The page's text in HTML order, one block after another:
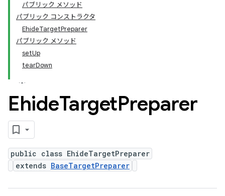
パブリック メソッド
パブリック コンストラクタ
EhideTargetPreparer
パブリック メソッド
setUp
tearDown
EhideTargetPreparer
public class EhideTargetPreparer
extends BaseTargetPreparer